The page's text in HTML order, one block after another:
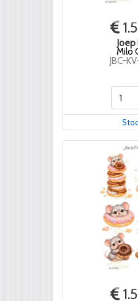
Joep
Milo
JBC-